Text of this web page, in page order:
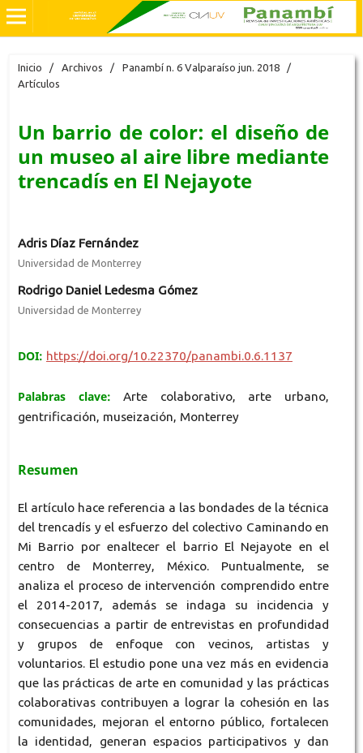
Inicio / Archivos / Panambí n. 6 Valparaíso jun. 2018
/
Artículos
Un barrio de color: el diseño de
un museo al aire libre mediante
trencadís en El Nejayote
Adris Díaz Fernández
Universidad de Monterrey
Rodrigo Daniel Ledesma Gómez
Universidad de Monterrey
DOI: https://doi.org/10.22370/panambi.0.6.1137
Palabras clave:Arte colaborativo, arte urbano,
gentrificación, museización, Monterrey
Resumen
El artículo hace referencia a las bondades de la técnica
del trencadís y el esfuerzo del colectivo Caminando en
Mi Barrio por enaltecer el barrio El Nejayote en el
centro de Monterrey, México. Puntualmente, se
analiza el proceso de intervención comprendido entre
el 2014-2017, además se indaga su incidencia y
consecuencias a partir de entrevistas en profundidad
y grupos de enfoque con vecinos, artistas y
voluntarios. El estudio pone una vez más en evidencia
que las prácticas de arte en comunidad y las prácticas
colaborativas contribuyen a lograr la cohesión en las
comunidades, mejoran el entorno público, fortalecen
la identidad, generan espacios participativos y dan